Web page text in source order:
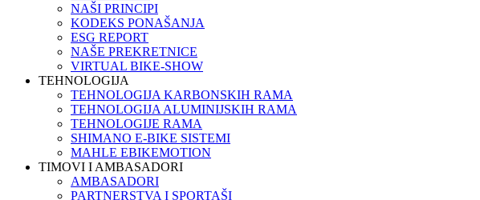
NAŠI PRINCIPI
KODEKS PONAŠANJA
ESG REPORT
NAŠE PREKRETNICE
VIRTUAL BIKE-SHOW
TEHNOLOGIJA
TEHNOLOGIJA KARBONSKIH RAMA
TEHNOLOGIJA ALUMINIJSKIH RAMA
TEHNOLOGIJE RAMA
SHIMANO E-BIKE SISTEMI
MAHLE EBIKEMOTION
TIMOVI I AMBASADORI
AMBASADORI
PARTNERSTVA I SPORTAŠI